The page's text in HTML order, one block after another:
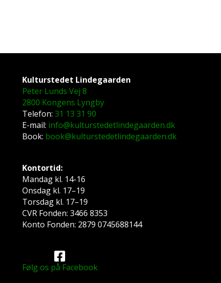
Kulturstedet Lindegaarden
Peter Lunds Vej 8
2800 Kongens Lyngby
Telefon: 31 13 31 90
E-mail: info@kulturstedetlindegaarden.dk
Book: book@kulturstedetlindegaarden.dk
Kontortid:
Mandag kl. 14-16
Onsdag kl. 17–19
Torsdag kl. 17–19
CVR Fonden: 3466 8353
Konto Fonden: 2879 0745688144
Følg os på Facebook